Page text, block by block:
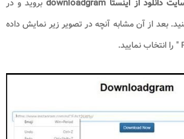
دانلود از اینستا downloadgram بروید و در
بعد از آن مشابه آنچه در تصویر زیر نمایش داده
" را انتخاب نمایید.